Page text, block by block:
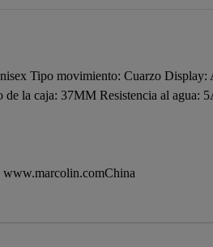
Tipo movimiento: Cuarzo Display:
la caja: 37MM Resistencia al agua:
www.marcolin.comChina